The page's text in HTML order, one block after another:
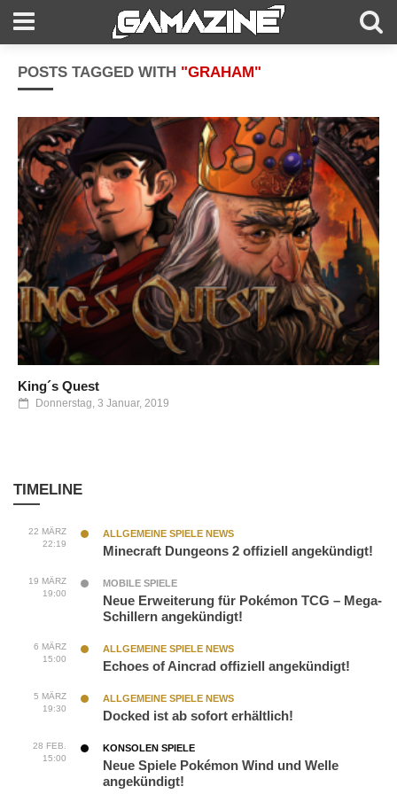
POSTS TAGGED WITH "GRAHAM"
King´s Quest
Donnerstag, 3 Januar, 2019
TIMELINE
22 MÄRZ
22:19
ALLGEMEINE SPIELE NEWS
Minecraft Dungeons 2 offiziell angekündigt!
19 MÄRZ
19:00
MOBILE SPIELE
Neue Erweiterung für Pokémon TCG – Mega-
Schillern angekündigt!
6 MÄRZ
15:00
ALLGEMEINE SPIELE NEWS
Echoes of Aincrad offiziell angekündigt!
5 MÄRZ
19:30
ALLGEMEINE SPIELE NEWS
Docked ist ab sofort erhältlich!
28 FEB.
15:00
KONSOLEN SPIELE
Neue Spiele Pokémon Wind und Welle
angekündigt!